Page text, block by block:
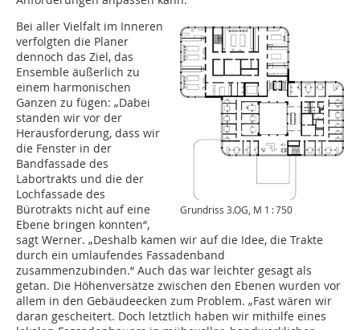
Grundriss 3.OG, M 1 : 750
Bei aller Vielfalt im Inneren
verfolgten die Planer
dennoch das Ziel, das
Ensemble äußerlich zu
einem harmonischen
Ganzen zu fügen: „Dabei
standen wir vor der
Herausforderung, dass wir
die Fenster in der
Bandfassade des
Labortrakts und die der
Lochfassade des
Bürotrakts nicht auf eine
Ebene bringen konnten“,
sagt Werner. „Deshalb kamen wir auf die Idee, die Trakte
durch ein umlaufendes Fassadenband
zusammenzubinden.“ Auch das war leichter gesagt als
getan. Die Höhenversätze zwischen den Ebenen wurden vor
allem in den Gebäudeecken zum Problem. „Fast wären wir
daran gescheitert. Doch letztlich haben wir mithilfe eines